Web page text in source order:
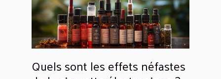
Quels sont les effets néfastes